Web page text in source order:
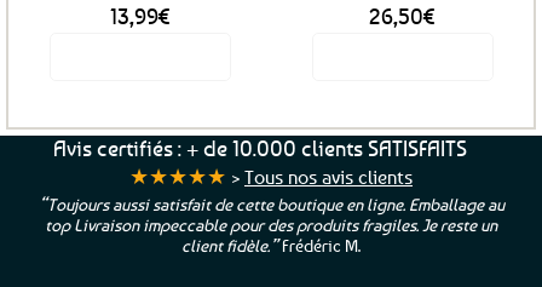
13,99€ 26,50€
Avis certifiés : + de 10.000 clients SATISFAITS
★★★★★ > Tous nos avis clients
“Toujours aussi satisfait de cette boutique en ligne. Emballage au
top Livraison impeccable pour des produits fragiles. Je reste un
client fidèle.”Frédéric M.